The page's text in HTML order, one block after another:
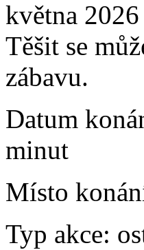
května
Těšit se
zábavu.
Datum
minut
Místo
Typ akce: